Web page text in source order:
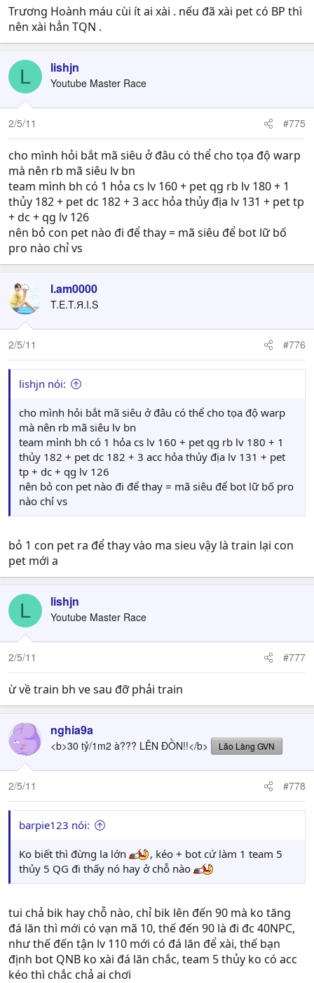
Trương Hoành máu cùi ít ai xài . nếu đã xài pet có BP thì
nên xài hẳn TQN .
L lishjn
Youtube Master Race
2/5/11 #775
cho mình hỏi bắt mã siêu ở đâu có thể cho tọa độ warp
mà nên rb mã siêu lv bn
team mình bh có 1 hỏa cs lv 160 + pet qg rb lv 180 + 1
thủy 182 + pet dc 182 + 3 acc hỏa thủy địa lv 131 + pet tp
+ dc + qg lv 126
nên bỏ con pet nào đi để thay = mã siêu để bot lữ bố
pro nào chỉ vs
l.am0000
T.E.T.Я.I.S
2/5/11 #776
lishjn nói:
cho mình hỏi bắt mã siêu ở đâu có thể cho tọa độ warp
mà nên rb mã siêu lv bn
team mình bh có 1 hỏa cs lv 160 + pet qg rb lv 180 + 1
thủy 182 + pet dc 182 + 3 acc hỏa thủy địa lv 131 + pet
tp + dc + qg lv 126
nên bỏ con pet nào đi để thay = mã siêu để bot lữ bố pro
nào chỉ vs
bỏ 1 con pet ra để thay vào ma sieu vậy là train lại con
pet mới a
L lishjn
Youtube Master Race
2/5/11 #777
ừ về train bh ve sau đỡ phải train
nghia9a
<b>30 tỷ/1m2 à??? LÊN ĐỒN!!</b> Lão Làng GVN
2/5/11 #778
barpie123 nói:
Ko biết thì đừng la lớn
, kéo + bot cứ làm 1 team 5
thủy 5 QG đi thấy nó hay ở chỗ nào
tui chả bik hay chỗ nào, chỉ bik lên đến 90 mà ko tăng
đá lăn thì mới có vạn mã 10, thế đến 90 là đi đc 40NPC,
như thế đến tận lv 110 mới có đá lăn để xài, thế bạn
định bot QNB ko xài đá lăn chắc, team 5 thủy ko có acc
kéo thì chắc chả ai chơi